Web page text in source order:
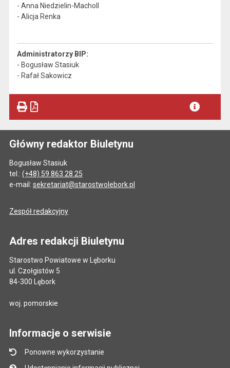
- Anna Niedzielin-Macholl
- Alicja Renka
Administratorzy BIP:
- Bogusław Stasiuk
- Rafał Sakowicz
Główny redaktor Biuletynu
Bogusław Stasiuk
tel.: (+48) 59 863 28 25
e-mail: sekretariat@starostwolebork.pl
Zespół redakcyjny
Adres redakcji Biuletynu
Starostwo Powiatowe w Lęborku
ul. Czołgistów 5
84-300 Lębork
woj. pomorskie
Informacje o serwisie
Ponowne wykorzystanie